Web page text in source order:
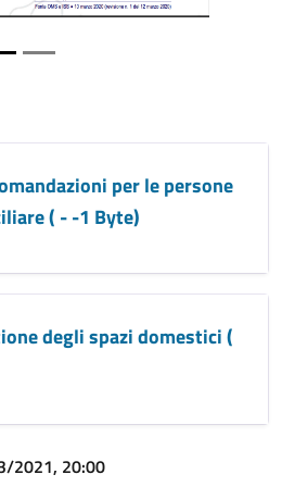
per le persone
( - -1 Byte)
degli spazi domestici (
2021, 20:00